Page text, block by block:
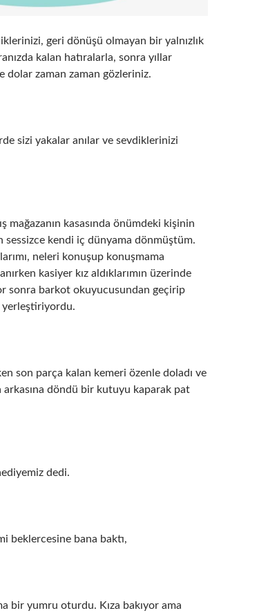
geri dönüşü olmayan bir yalnızlık
kalan hatıralarla, sonra yıllar
dolar zaman zaman gözleriniz.
sizi yakalar anılar ve sevdiklerinizi
mağazanın kasasında önümdeki kişinin
kendi iç dünyama dönmüştüm.
neleri konuşup konuşmama
kasiyer kız aldıklarımın üzerinde
sonra barkot okuyucusundan geçirip
yerleştiriyordu.
son parça kalan kemeri özenle doladı ve
döndü bir kutuyu kaparak pat
dedi.
beklercesine bana baktı,
bir yumru oturdu. Kıza bakıyor ama